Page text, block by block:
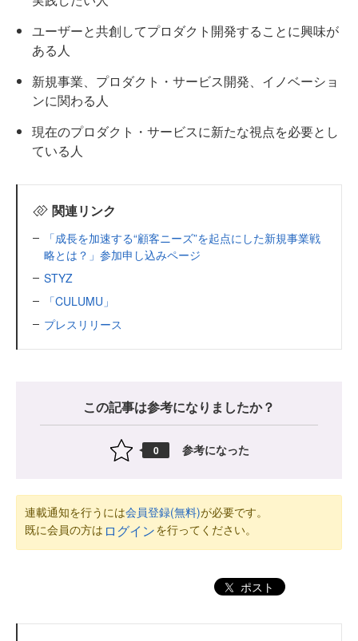
ユーザーと共創してプロダクト開発することに興味が
ある人
新規事業、プロダクト・サービス開発、イノベーショ
ンに関わる人
現在のプロダクト・サービスに新たな視点を必要とし
ている人
関連リンク
「成長を加速する“顧客ニーズ”を起点にした新規事業戦
略とは？」参加申し込みページ
STYZ
「CULUMU」
プレスリリース
この記事は参考になりましたか？
0 参考になった
連載通知を行うには会員登録(無料)が必要です。
既に会員の方は ログインを行ってください。
ポスト